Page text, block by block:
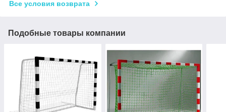
Все условия возврата
Подобные товары компании